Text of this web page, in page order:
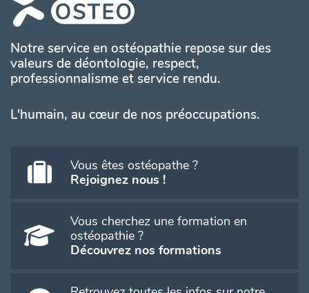
Notre service en ostéopathie repose sur des
valeurs de déontologie, respect,
professionnalisme et service rendu.
L'humain, au cœur de nos préoccupations.
Vous êtes ostéopathe ?
Rejoignez nous !
Vous cherchez une formation en
ostéopathie ?
Découvrez nos formations